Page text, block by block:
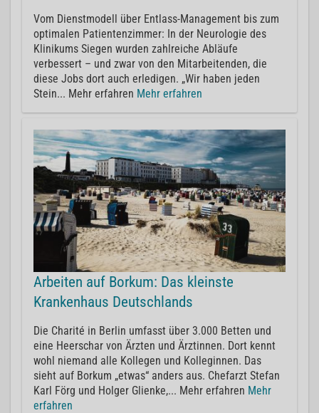
Vom Dienstmodell über Entlass-Management bis zum
optimalen Patientenzimmer: In der Neurologie des
Klinikums Siegen wurden zahlreiche Abläufe
verbessert – und zwar von den Mitarbeitenden, die
diese Jobs dort auch erledigen. „Wir haben jeden
Stein... Mehr erfahren Mehr erfahren
Arbeiten auf Borkum: Das kleinste
Krankenhaus Deutschlands
Die Charité in Berlin umfasst über 3.000 Betten und
eine Heerschar von Ärzten und Ärztinnen. Dort kennt
wohl niemand alle Kollegen und Kolleginnen. Das
sieht auf Borkum „etwas“ anders aus. Chefarzt Stefan
Karl Förg und Holger Glienke,... Mehr erfahren Mehr
erfahren